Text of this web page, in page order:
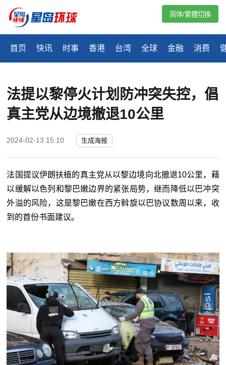
首页 快讯 时事 香港 台湾 全球 金融 消费
简体/繁體切換
法提以黎停火计划防冲突失控，倡
真主党从边境撤退10公里
2024-02-13 15:10 生成海报
法国提议伊朗扶植的真主党从以黎边境向北撤退10公里，藉
以缓解以色列和黎巴嫩边界的紧张局势，继而降低以巴冲突
外溢的风险，这是黎巴嫩在西方斡旋以巴协议数周以来，收
到的首份书面建议。